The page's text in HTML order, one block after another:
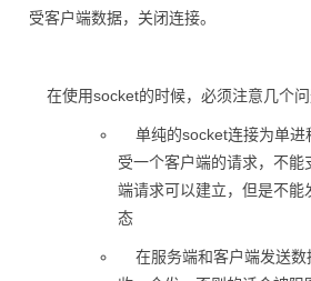
受客户端数据，关闭连接。
在使用socket的时候，必须注意几个问
单纯的socket连接为单进
受一个客户端的请求，不能
端请求可以建立，但是不能
态
在服务端和客户端发送数